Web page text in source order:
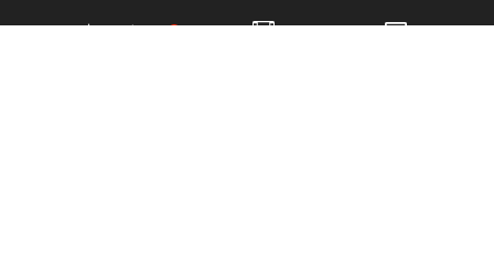
موقع البرامج الجدول البث المباشر